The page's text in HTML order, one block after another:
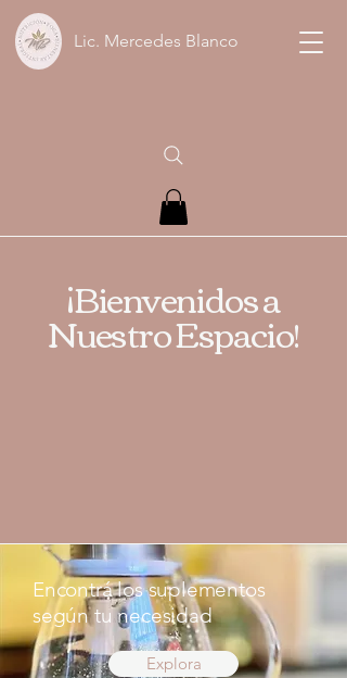
Lic. Mercedes Blanco
¡Bienvenidos a
Nuestro Espacio!
Encontrá los suplementos
según tu necesidad
Explora